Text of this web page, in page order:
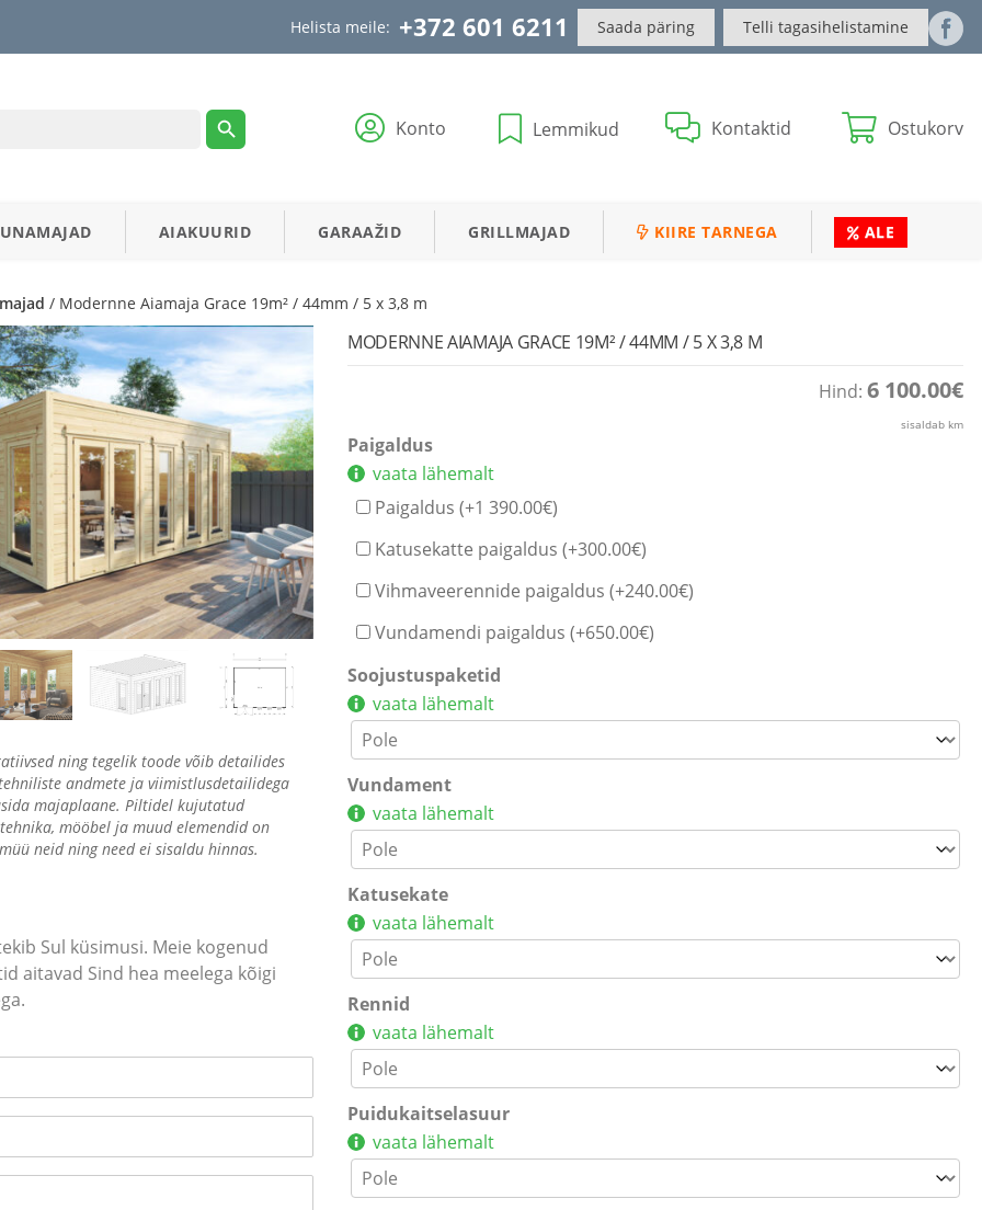
Helista meile: +372 601 6211 Saada päring Telli tagasihelistamine
Konto Lemmikud Kontaktid Ostukorv
AIAKUURID GARAAŽID GRILLMAJAD KIIRE TARNEGA ALE
/ Modernne Aiamaja Grace 19m² / 44mm / 5 x 3,8 m
ning tegelik toode võib detailides
andmete ja viimistlusdetailidega
majaplaane. Piltidel kujutatud
mööbel ja muud elemendid on
neid ning need ei sisaldu hinnas.
Sul küsimusi. Meie kogenud
aitavad Sind hea meelega kõigi
MODERNNE AIAMAJA GRACE 19M² / 44MM / 5 X 3,8 M
Hind: 6 100.00€
sisaldab km
Paigaldus
vaata lähemalt
Paigaldus (+1 390.00€)
Katusekatte paigaldus (+300.00€)
Vihmaveerennide paigaldus (+240.00€)
Vundamendi paigaldus (+650.00€)
Soojustuspaketid
vaata lähemalt
Vundament
vaata lähemalt
Katusekate
vaata lähemalt
Rennid
vaata lähemalt
Puidukaitselasuur
vaata lähemalt